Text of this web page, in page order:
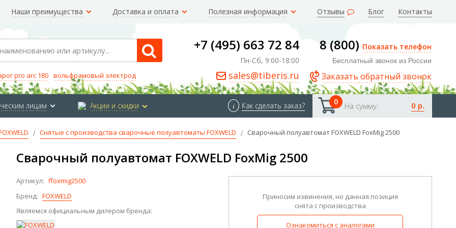
Наши преимущества Доставка и оплата Полезная информация Отзывы Блог Контакты
pro arc 180 вольфрамовый электрод
+7 (495) 663 72 84
Пн-Сб, 9:00-18:00
sales@tiberis.ru
8 (800) Показать телефон
Бесплатный звонок из России
Заказать обратный звонок
лицам Акции и скидки 0 На сумму: 0 р.
i Как сделать заказ?
Снятые с производства сварочные полуавтоматы FOXWELD Сварочный полуавтомат FOXWELD FoxMig 2500
Сварочный полуавтомат FOXWELD FoxMig 2500
Артикул: ffoxmig2500
Бренд: FOXWELD
Являемся официальным дилером бренда:
Приносим извинения, но данная позиция
снята с производства
Ознакомиться с аналогами